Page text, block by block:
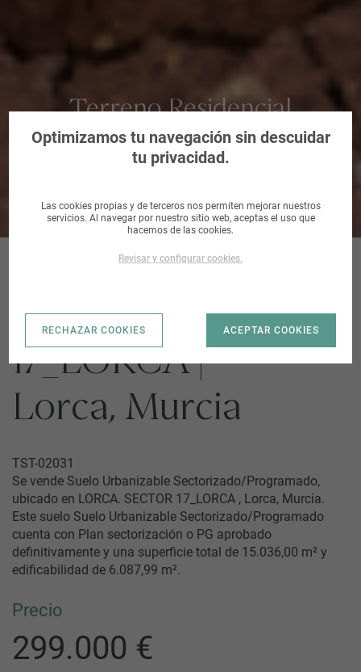
Terreno Residencial
urbanizable en Lorca, Murcia
LORCA. SECTOR
17_LORCA |
Lorca, Murcia
TST-02031
Se vende Suelo Urbanizable Sectorizado/Programado,
ubicado en LORCA. SECTOR 17_LORCA , Lorca, Murcia.
Este suelo Suelo Urbanizable Sectorizado/Programado
cuenta con Plan sectorización o PG aprobado
definitivamente y una superficie total de 15.036,00 m² y
edificabilidad de 6.087,99 m².
Precio
299.000 €
Optimizamos tu navegación sin descuidar
tu privacidad.
Las cookies propias y de terceros nos permiten mejorar nuestros
servicios. Al navegar por nuestro sitio web, aceptas el uso que
hacemos de las cookies.
Revisar y configurar cookies.
RECHAZAR COOKIES ACEPTAR COOKIES